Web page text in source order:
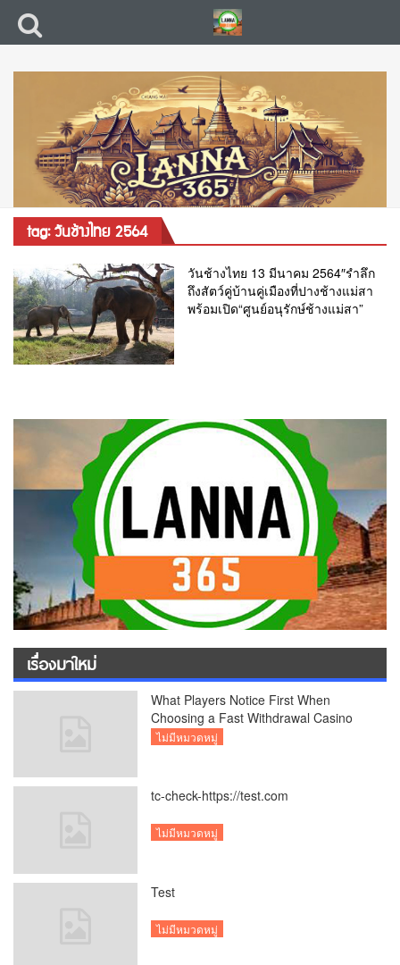
tag: วันช้างไทย 2564
วันช้างไทย 13 มีนาคม 2564″รำลึก
ถึงสัตว์คู่บ้านคู่เมืองที่ปางช้างแม่สา
พร้อมเปิด“ศูนย์อนุรักษ์ช้างแม่สา”
เรื่องมาใหม่
What Players Notice First When
Choosing a Fast Withdrawal Casino
UK
ไม่มีหมวดหมู่
tc-check-https://test.com
ไม่มีหมวดหมู่
Test
ไม่มีหมวดหมู่